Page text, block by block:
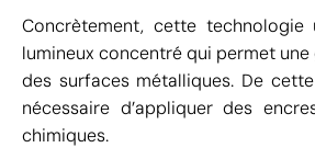
Concrètement, cette technologie
lumineux concentré qui permet
des surfaces métalliques. De
nécessaire d’appliquer des
chimiques.